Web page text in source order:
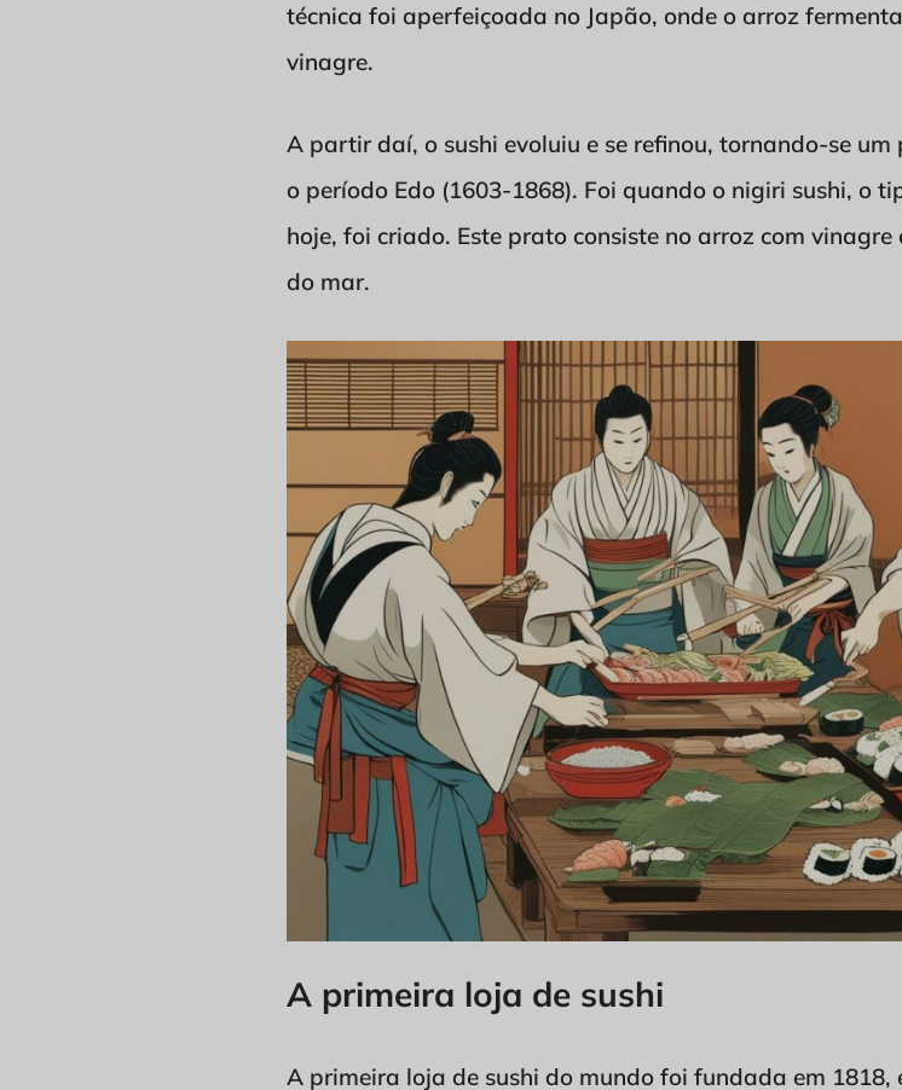
técnica foi aperfeiçoada no Japão, onde o arroz
vinagre.
A partir daí, o sushi evoluiu e se refinou, tornando-se
o período Edo (1603-1868). Foi quando o nigiri sushi, o
hoje, foi criado. Este prato consiste no arroz com
do mar.
A primeira loja de sushi
A primeira loja de sushi do mundo foi fundada em 1818,